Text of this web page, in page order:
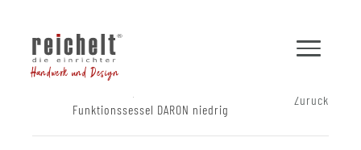
Handwerk und Design
Funktionssessel DARON niedrig
Zurück